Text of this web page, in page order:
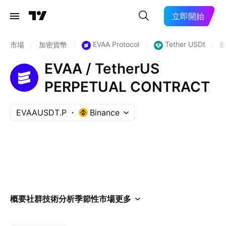
立即開始
市場 加密貨幣 EVAA Protocol Tether USDt
EVAA / TetherUS
PERPETUAL CONTRACT
EVAAUSDT.P Binance
概要社群技術分析季節性市場更多